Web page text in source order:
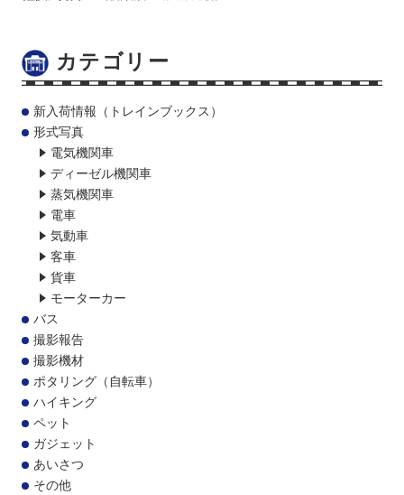
カテゴリー
新入荷情報（トレインブックス）
形式写真
電気機関車
ディーゼル機関車
蒸気機関車
電車
気動車
客車
貨車
モーターカー
バス
撮影報告
撮影機材
ポタリング（自転車）
ハイキング
ペット
ガジェット
あいさつ
その他